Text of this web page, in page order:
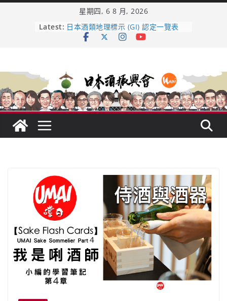
Skip
星期四, 6 8 月, 2026
Latest: 日本酒類地理標示 (GI) 認定一覽表
全国新酒鑑評会 今日放榜！𝟳𝟵𝟯 款
市場！梅乃宿上市背後的密碼
龜之井酒造：口說上手 – 山形純米大
吟釀的堅持與傳承 ～ くどき上手